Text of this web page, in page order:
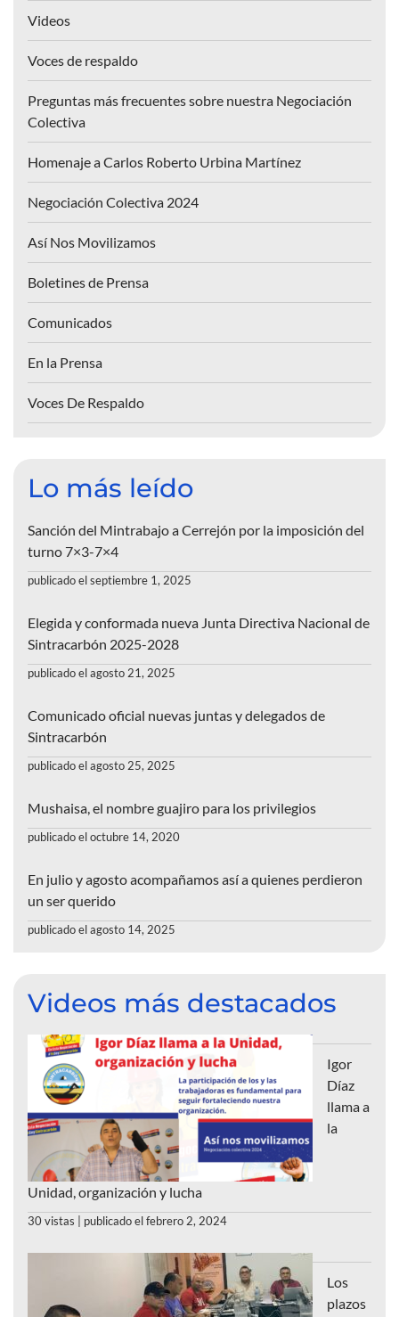
Videos
Voces de respaldo
Preguntas más frecuentes sobre nuestra Negociación
Colectiva
Homenaje a Carlos Roberto Urbina Martínez
Negociación Colectiva 2024
Así Nos Movilizamos
Boletines de Prensa
Comunicados
En la Prensa
Voces De Respaldo
Lo más leído
Sanción del Mintrabajo a Cerrejón por la imposición del
turno 7×3-7×4
publicado el septiembre 1, 2025
Elegida y conformada nueva Junta Directiva Nacional de
Sintracarbón 2025-2028
publicado el agosto 21, 2025
Comunicado oficial nuevas juntas y delegados de
Sintracarbón
publicado el agosto 25, 2025
Mushaisa, el nombre guajiro para los privilegios
publicado el octubre 14, 2020
En julio y agosto acompañamos así a quienes perdieron
un ser querido
publicado el agosto 14, 2025
Videos más destacados
Igor
Díaz
llama a
la
Unidad, organización y lucha
30 vistas publicado el febrero 2, 2024
Los
plazos